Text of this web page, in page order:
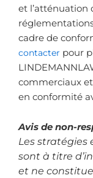
et l’atténuation
cadre de
contacter pour
commerciaux
en conformité
Avis de non-
Les stratégies
sont à titre
et ne